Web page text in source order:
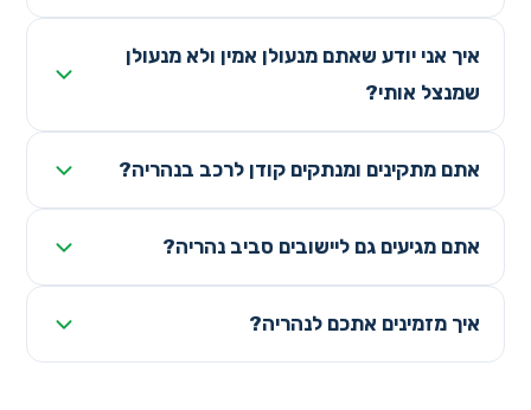
איך אני יודע שאתם מנעולן אמין ולא מנעולן
שמנצל אותי?
אתם מתקינים ומנתקים קודן לרכב בנהריה?
אתם מגיעים גם ליישובים סביב נהריה?
איך מזמינים אתכם לנהריה?